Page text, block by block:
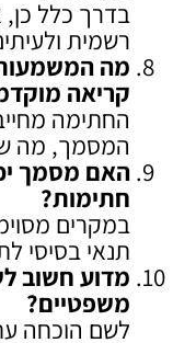
בדרך כלל
רשמית
מה
קריאה
החתימה
המסמך, מה
האם מסמך
חתימות?
במקרים
תנאי בסיסי
מדוע חשוב
משפטיים?
לשם הוכחה